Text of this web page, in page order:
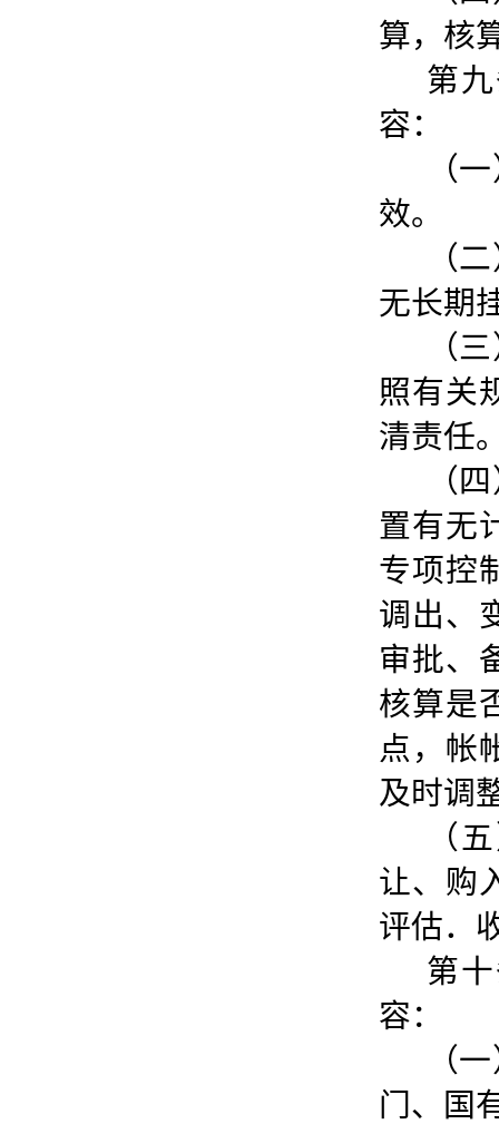
算，核
第
容：
（
效。
（
无长期
（
照有关
清责任
（
置有无
专项控
调出、
审批、
核算是
点，帐
及时调
（
让、购
评估．
第
容：
（
门、国